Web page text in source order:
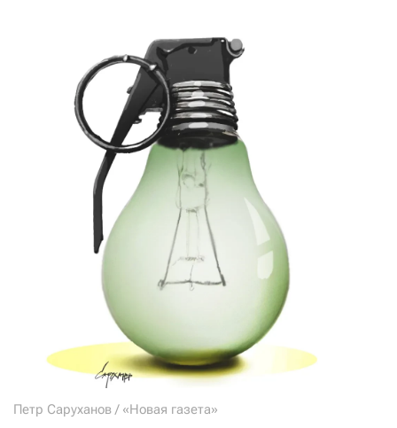
Петр Саруханов / «Новая газета»